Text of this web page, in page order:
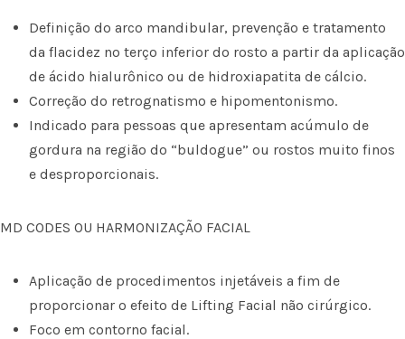
Definição do arco mandibular, prevenção e tratamento
da flacidez no terço inferior do rosto a partir da aplicação
de ácido hialurônico ou de hidroxiapatita de cálcio.
Correção do retrognatismo e hipomentonismo.
Indicado para pessoas que apresentam acúmulo de
gordura na região do “buldogue” ou rostos muito finos
e desproporcionais.
MD CODES OU HARMONIZAÇÃO FACIAL
Aplicação de procedimentos injetáveis a fim de
proporcionar o efeito de Lifting Facial não cirúrgico.
Foco em contorno facial.